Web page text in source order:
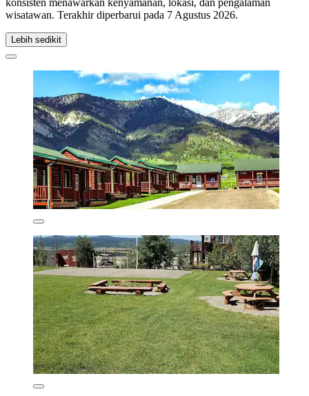
konsisten menawarkan kenyamanan, lokasi, dan pengalaman
wisatawan. Terakhir diperbarui pada 7 Agustus 2026.
Lebih sedikit